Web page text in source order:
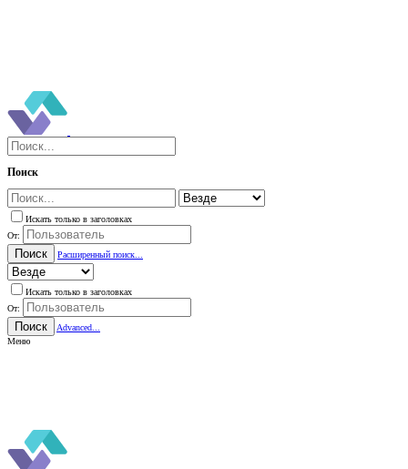
Поиск
Искать только в заголовках
От:
Поиск Расширенный поиск...
Искать только в заголовках
От:
Поиск
Advanced...
Меню